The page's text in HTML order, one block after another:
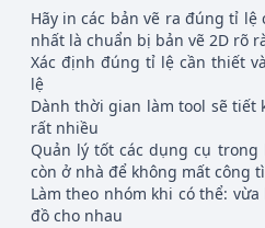
Hãy in các bản vẽ ra đúng tỉ lệ
nhất là chuẩn bị bản vẽ 2D rõ
Xác định đúng tỉ lệ cần thiết
lệ
Dành thời gian làm tool sẽ tiết
rất nhiều
Quản lý tốt các dụng cụ
còn ở nhà để không mất công
Làm theo nhóm khi có thể:
đồ cho nhau